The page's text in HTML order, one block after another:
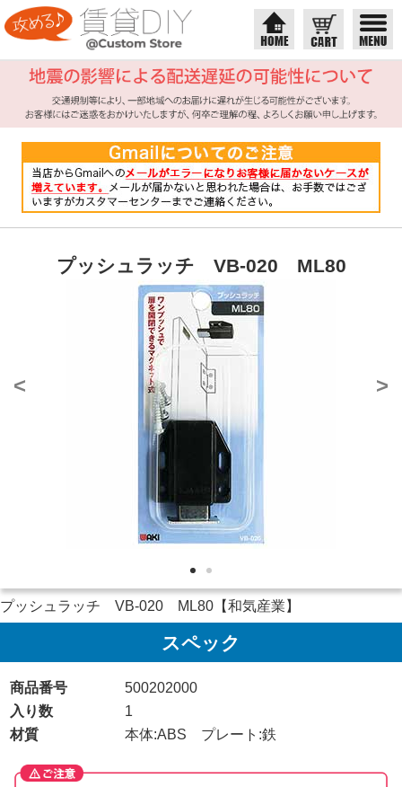
プッシュラッチ VB-020 ML80
< >
プッシュラッチ VB-020 ML80【和気産業】
スペック
商品番号
500202000
入り数
1
材質
本体:ABS プレート:鉄